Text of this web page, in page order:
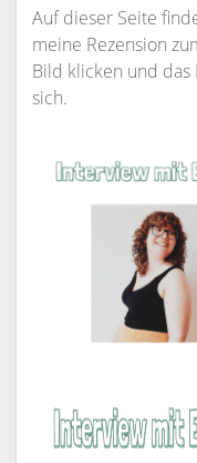
Auf dieser Seite
meine Rezension
Bild klicken und
sich.